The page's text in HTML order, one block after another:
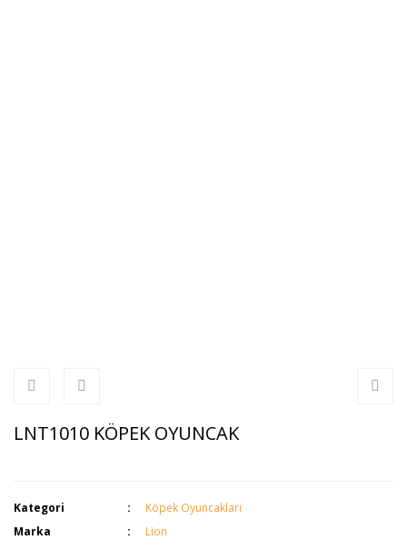
LNT1010 KÖPEK OYUNCAK
Kategori
Köpek Oyuncakları
Marka
Lion